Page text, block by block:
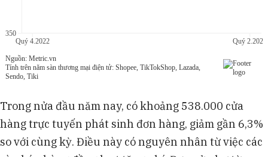
Trong nửa đầu năm nay, có khoảng 538.000 cửa
hàng trực tuyến phát sinh đơn hàng, giảm gần 6,3%
so với cùng kỳ. Điều này có nguyên nhân từ việc các